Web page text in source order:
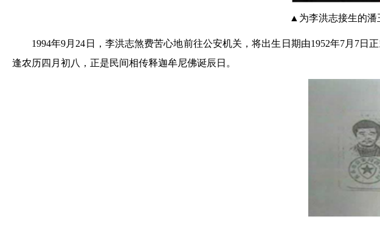
▲为李洪志接生的潘
1994年9月24日，李洪志煞费苦心地前往公安机关，将出生日期由1952年7月7
逢农历四月初八，正是民间相传释迦牟尼佛诞辰日。